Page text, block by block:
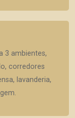
3 ambientes,
corredores
lavanderia,